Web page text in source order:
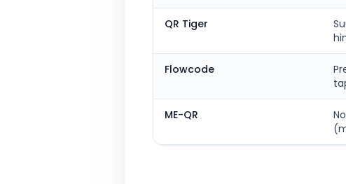
QR Tiger
Flowcode
ME-QR